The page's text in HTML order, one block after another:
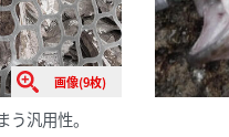
画像(9枚)
汎用性。